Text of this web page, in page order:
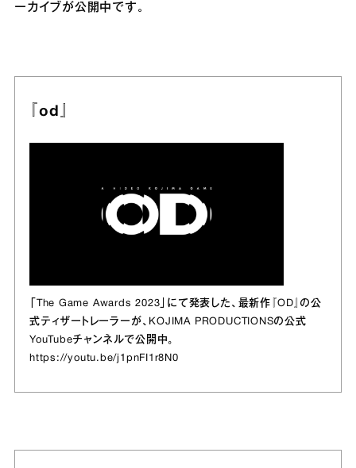
ーカイブが公開中です。
『od』
「The Game Awards 2023」にて発表した、最新作『OD』の公
式ティザートレーラーが、KOJIMA PRODUCTIONSの公式
YouTubeチャンネルで公開中。
https://youtu.be/j1pnFI1r8N0